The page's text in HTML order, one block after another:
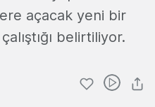
açacak yeni bir
belirtiliyor.